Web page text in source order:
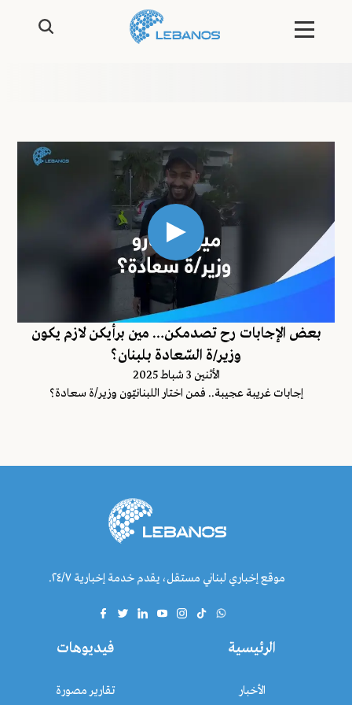
بعض الإجابات رح تصدمكن… مين برأيكن لازم يكون
وزير/ة السّعادة بلبنان؟
اﻷثنين 3 شباط 2025
إجابات غريبة عجيبة.. فمن اختار اللبنانيّون وزير/ة سعادة؟
موقع إخباري لبناني مستقل، يقدم خدمة إخبارية ٢٤/٧.
الرئيسية
الأخبار
فيديوهات
تقارير مصورة